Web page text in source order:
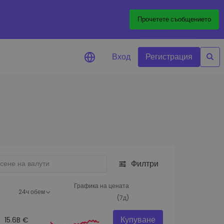
Прочетете съобщението
изпълнение
Вход Регистрация
Филтри
24ч обем
Графика на цената
(7д)
15.6B € Купуване